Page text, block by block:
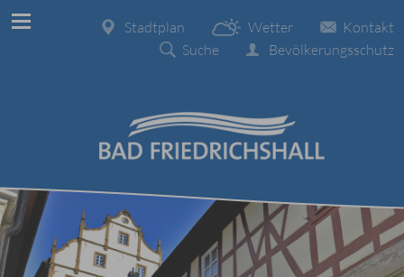
Kontakt
Wetter
Stadtplan
Bevölkerungsschutz
Suche